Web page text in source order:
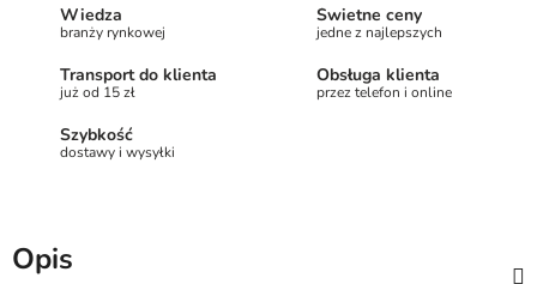
Wiedza
branży rynkowej
Świetne ceny
jedne z najlepszych
Transport do klienta
już od 15 zł
Obsługa klienta
przez telefon i online
Szybkość
dostawy i wysyłki
Opis